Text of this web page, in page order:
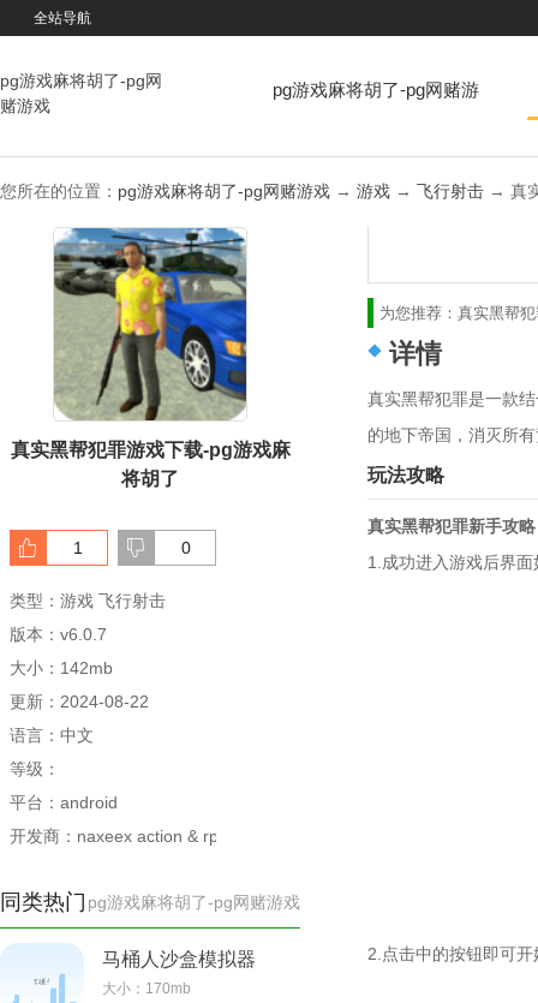
全站导航
pg游戏麻将胡了-pg网
赌游戏
pg游戏麻将胡了-pg网赌游
您所在的位置： pg游戏麻将胡了-pg网赌游戏 → 游戏 → 飞行射击 → 真
真实黑帮犯罪游戏下载-pg游戏麻
将胡了
1 0
类型：游戏 飞行射击
版本：v6.0.7
大小：142mb
更新：2024-08-22
语言：中文
等级：
平台：android
开发商：naxeex action & rpg games
pg游戏麻将胡了-pg网赌游戏
同类热门
马桶人沙盒模拟器
大小： 170mb
为您推荐： 真实黑帮
详情
真实黑帮犯罪是一款
的地下帝国，消灭所
玩法攻略
真实黑帮犯罪新手攻略
1.成功进入游戏后界面
2.点击中的按钮即可开